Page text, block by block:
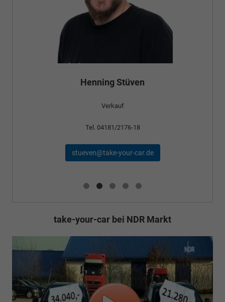
Henning Stüven
Verkauf
Tel. 04181/2176-18
stueven@take-your-car.de
take-your-car bei NDR Markt